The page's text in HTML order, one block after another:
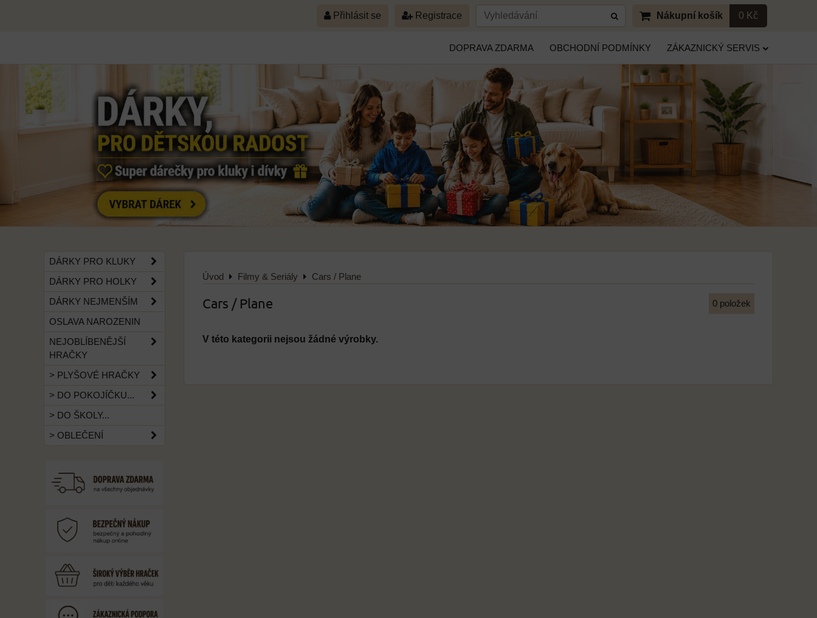
Přihlásit se Registrace Nákupní košík 0 Kč
DOPRAVA ZDARMA OBCHODNÍ PODMÍNKY ZÁKAZNICKÝ SERVIS
Úvod Filmy & Seriály Cars / Plane
Cars / Plane 0 položek
DÁRKY PRO KLUKY
DÁRKY PRO HOLKY
DÁRKY NEJMENŠÍM
OSLAVA NAROZENIN
NEJOBLÍBENĚJŠÍ
HRAČKY
> PLYŠOVÉ HRAČKY
> DO POKOJÍČKU...
> DO ŠKOLY...
> OBLEČENÍ